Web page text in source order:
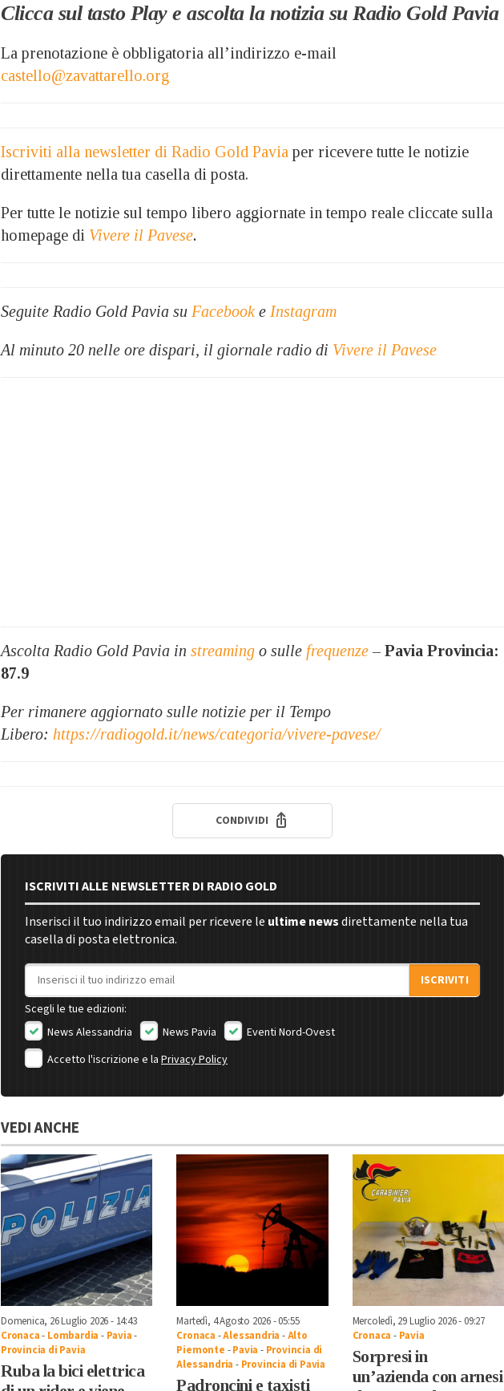
Clicca sul tasto Play e ascolta la notizia su Radio Gold Pavia
La prenotazione è obbligatoria all’indirizzo e-mail
castello@zavattarello.org
Iscriviti alla newsletter di Radio Gold Pavia per ricevere tutte le notizie
direttamente nella tua casella di posta.
Per tutte le notizie sul tempo libero aggiornate in tempo reale cliccate sulla
homepage di Vivere il Pavese.
Seguite Radio Gold Pavia su Facebook e Instagram
Al minuto 20 nelle ore dispari, il giornale radio di Vivere il Pavese
Ascolta Radio Gold Pavia in streaming o sulle frequenze– Pavia Provincia:
87.9
Per rimanere aggiornato sulle notizie per il Tempo
Libero: https://radiogold.it/news/categoria/vivere-pavese/
CONDIVIDI
ISCRIVITI ALLE NEWSLETTER DI RADIO GOLD
Inserisci il tuo indirizzo email per ricevere le ultime newsdirettamente nella tua
casella di posta elettronica.
Indirizzo email
ISCRIVITI
Scegli le tue edizioni:
News Alessandria
News Pavia
Eventi Nord-Ovest
Accetto l'iscrizione e la Privacy Policy
VEDI ANCHE
Domenica, 26 Luglio 2026 - 14:43
Cronaca- Lombardia - Pavia-
Provincia di Pavia
Ruba la bici elettrica
Martedì, 4 Agosto 2026 - 05:55
Cronaca -Alessandria -Alto
Piemonte -Pavia - Provincia di
Alessandria - Provincia di Pavia
Padroncini e taxisti
Mercoledì, 29 Luglio 2026 - 09:27
Cronaca - Pavia
Sorpresi in
un’azienda con arnesi